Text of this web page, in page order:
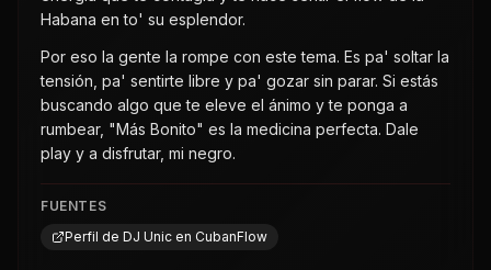
Habana en to' su esplendor.
Por eso la gente la rompe con este tema. Es pa' soltar la
tensión, pa' sentirte libre y pa' gozar sin parar. Si estás
buscando algo que te eleve el ánimo y te ponga a
rumbear, "Más Bonito" es la medicina perfecta. Dale
play y a disfrutar, mi negro.
FUENTES
Perfil de DJ Unic en CubanFlow